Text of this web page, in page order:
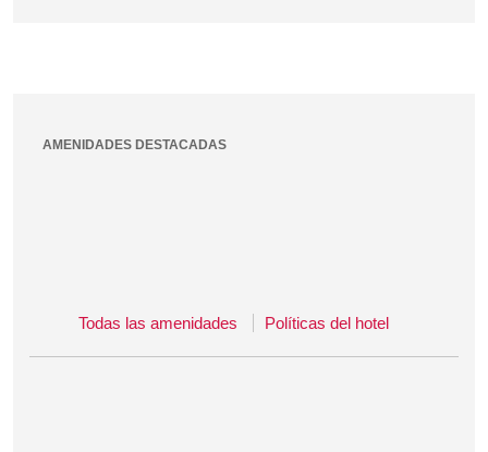
AMENIDADES DESTACADAS
Todas las amenidades Políticas del hotel